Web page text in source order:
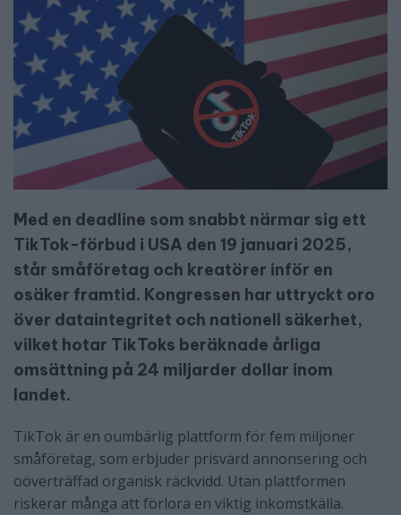
Med en deadline som snabbt närmar sig ett
TikTok-förbud i USA den 19 januari 2025,
står småföretag och kreatörer inför en
osäker framtid. Kongressen har uttryckt oro
över dataintegritet och nationell säkerhet,
vilket hotar TikToks beräknade årliga
omsättning på 24 miljarder dollar inom
landet.
TikTok är en oumbärlig plattform för fem miljoner
småföretag, som erbjuder prisvärd annonsering och
oöverträffad organisk räckvidd. Utan plattformen
riskerar många att förlora en viktig inkomstkälla.